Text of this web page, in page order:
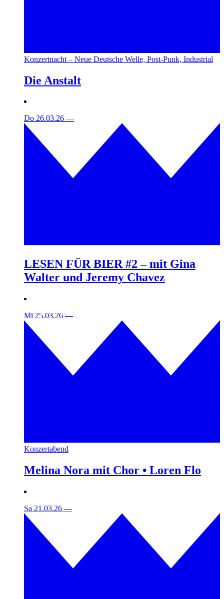
Konzertnacht – Neue Deutsche Welle, Post-Punk, Industrial
Die Anstalt
Do 26.03.26 —
LESEN FÜR BIER #2 – mit Gina
Walter und Jeremy Chavez
Mi 25.03.26 —
Konzertabend
Melina Nora mit Chor • Loren Flo
Sa 21.03.26 —